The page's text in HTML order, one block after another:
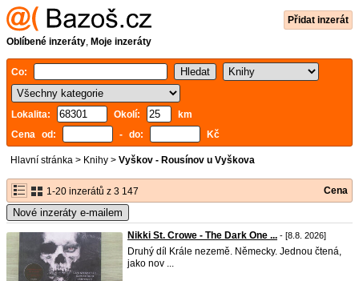
Přidat inzerát
Oblíbené inzeráty, Moje inzeráty
Co:
Lokalita: Okolí:
km
Cena od:
- do: Kč
Hlavní stránka > Knihy > Vyškov - Rousínov u Vyškova
1-20 inzerátů z 3 147 Cena
Nové inzeráty e-mailem
Nikki St. Crowe - The Dark One ... - [8.8. 2026]
Druhý díl Krále nezemě. Německy. Jednou čtená,
jako nov ...